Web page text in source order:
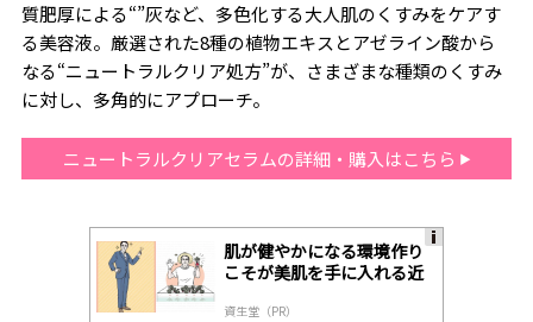
質肥厚による“”灰など、多色化する大人肌のくすみをケアす
る美容液。厳選された8種の植物エキスとアゼライン酸から
なる“ニュートラルクリア処方”が、さまざまな種類のくすみ
に対し、多角的にアプローチ。
ニュートラルクリアセラムの詳細・購入はこちら
肌が健やかになる環境作り
こそが美肌を手に入れる近
資生堂（PR）